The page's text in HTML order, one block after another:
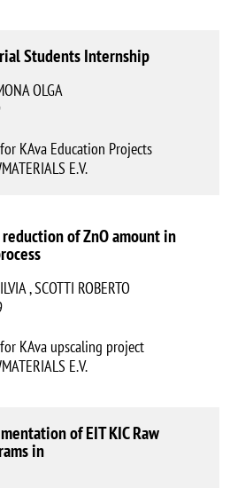
Students Internship
OLGA
KAva Education Projects
E.V.
reduction of ZnO amount in
, SCOTTI ROBERTO
KAva upscaling project
E.V.
of EIT KIC Raw
in